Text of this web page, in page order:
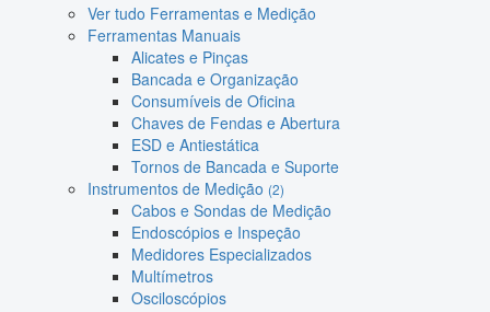
Ver tudo Ferramentas e Medição
Ferramentas Manuais
Alicates e Pinças
Bancada e Organização
Consumíveis de Oficina
Chaves de Fendas e Abertura
ESD e Antiestática
Tornos de Bancada e Suporte
Instrumentos de Medição (2)
Cabos e Sondas de Medição
Endoscópios e Inspeção
Medidores Especializados
Multímetros
Osciloscópios